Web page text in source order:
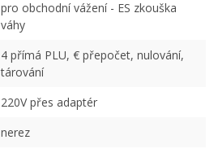
pro obchodní vážení - ES zkouška
váhy
4 přímá PLU, € přepočet, nulování,
tárování
220V přes adaptér
nerez